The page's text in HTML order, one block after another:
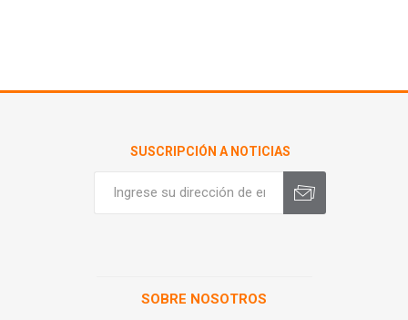
SUSCRIPCIÓN A NOTICIAS
SOBRE NOSOTROS